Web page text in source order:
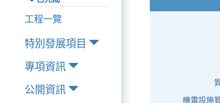
工程一覽
特別發展項目
專項資訊
公開資訊
機電設施